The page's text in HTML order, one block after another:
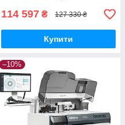
114 597 ₴ 127 330 ₴
Купити
–10%